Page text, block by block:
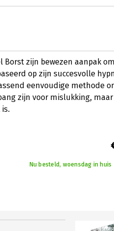
Borst zijn bewezen aanpak
op zijn succesvolle
eenvoudige methode
zijn voor mislukking,
Nu besteld, woensdag in